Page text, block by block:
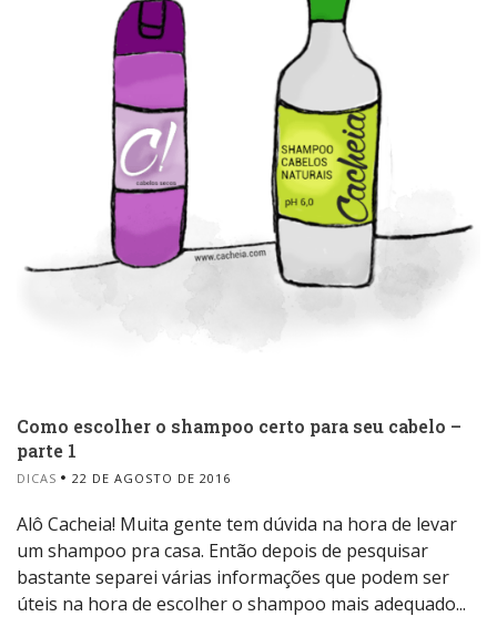
Como escolher o shampoo certo para seu cabelo –
parte 1
DICAS 22 DE AGOSTO DE 2016
Alô Cacheia! Muita gente tem dúvida na hora de levar
um shampoo pra casa. Então depois de pesquisar
bastante separei várias informações que podem ser
úteis na hora de escolher o shampoo mais adequado...